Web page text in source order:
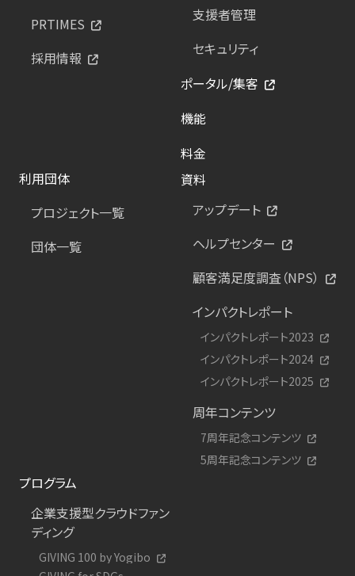
PRTIMES
採用情報
支援者管理
セキュリティ
ポータル/集客
機能
料金
利用団体
プロジェクト一覧
団体一覧
資料
アップデート
ヘルプセンター
顧客満足度調査（NPS）
インパクトレポート
インパクトレポート2023
インパクトレポート2024
インパクトレポート2025
周年コンテンツ
7周年記念コンテンツ
5周年記念コンテンツ
プログラム
企業支援型クラウドファン
ディング
GIVING 100 by Yogibo